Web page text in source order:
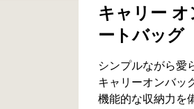
キャリー
ートバッグ
シンプルながら愛
キャリーオンバッ
機能的な収納力を